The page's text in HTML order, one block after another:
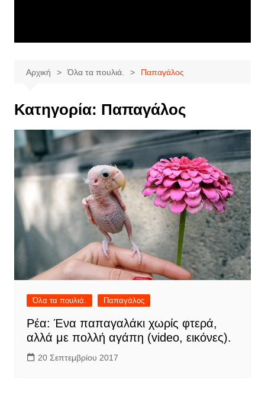
Αρχική Όλα τα πουλιά. Παπαγάλος
Κατηγορία: Παπαγάλος
Όλα τα πουλιά. Παπαγάλος
Ρέα: Ένα παπαγαλάκι χωρίς φτερά,
αλλά με πολλή αγάπη (video, εικόνες).
20 Σεπτεμβρίου 2017